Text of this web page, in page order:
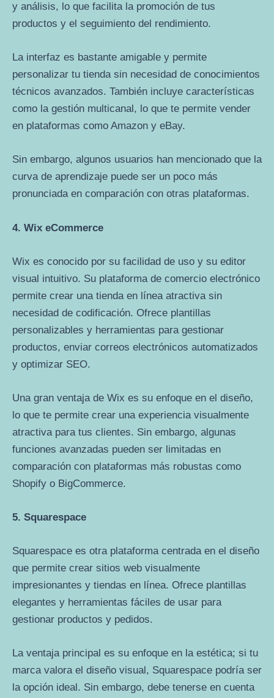
y análisis, lo que facilita la promoción de tus
productos y el seguimiento del rendimiento.
La interfaz es bastante amigable y permite
personalizar tu tienda sin necesidad de conocimientos
técnicos avanzados. También incluye características
como la gestión multicanal, lo que te permite vender
en plataformas como Amazon y eBay.
Sin embargo, algunos usuarios han mencionado que la
curva de aprendizaje puede ser un poco más
pronunciada en comparación con otras plataformas.
4. Wix eCommerce
Wix es conocido por su facilidad de uso y su editor
visual intuitivo. Su plataforma de comercio electrónico
permite crear una tienda en línea atractiva sin
necesidad de codificación. Ofrece plantillas
personalizables y herramientas para gestionar
productos, enviar correos electrónicos automatizados
y optimizar SEO.
Una gran ventaja de Wix es su enfoque en el diseño,
lo que te permite crear una experiencia visualmente
atractiva para tus clientes. Sin embargo, algunas
funciones avanzadas pueden ser limitadas en
comparación con plataformas más robustas como
Shopify o BigCommerce.
5. Squarespace
Squarespace es otra plataforma centrada en el diseño
que permite crear sitios web visualmente
impresionantes y tiendas en línea. Ofrece plantillas
elegantes y herramientas fáciles de usar para
gestionar productos y pedidos.
La ventaja principal es su enfoque en la estética; si tu
marca valora el diseño visual, Squarespace podría ser
la opción ideal. Sin embargo, debe tenerse en cuenta